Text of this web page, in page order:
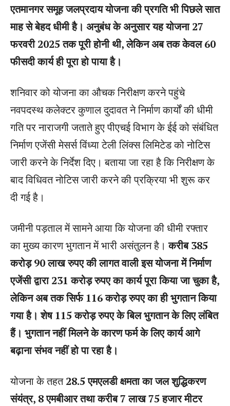
एतमानगर समूह जलप्रदाय योजना की प्रगति भी पिछले सात
माह से बेहद धीमी है। अनुबंध के अनुसार यह योजना 27
फरवरी 2025 तक पूरी होनी थी, लेकिन अब तक केवल 60
फीसदी कार्य ही पूरा हो पाया है।
शनिवार को योजना का औचक निरीक्षण करने पहुंचे
नवपदस्थ कलेक्टर कुणाल दुदावत ने निर्माण कार्यों की धीमी
गति पर नाराजगी जताते हुए पीएचई विभाग के ईई को संबंधित
निर्माण एजेंसी मेसर्स विंध्या टेली लिंक्स लिमिटेड को नोटिस
जारी करने के निर्देश दिए। बताया जा रहा है कि निरीक्षण के
बाद विधिवत नोटिस जारी करने की प्रक्रिया भी शुरू कर
दी गई है।
जमीनी पड़ताल में सामने आया कि योजना की धीमी रफ्तार
का मुख्य कारण भुगतान में भारी असंतुलन है। करीब 385
करोड़ 90 लाख रुपए की लागत वाली इस योजना में निर्माण
एजेंसी द्वारा 231 करोड़ रुपए का कार्य पूरा किया जा चुका है,
लेकिन अब तक सिर्फ 116 करोड़ रुपए का ही भुगतान किया
गया है। शेष 115 करोड़ रुपए के बिल भुगतान के लिए लंबित
हैं। भुगतान नहीं मिलने के कारण फर्म के लिए कार्य आगे
बढ़ाना संभव नहीं हो पा रहा है।
योजना के तहत28.5 एमएलडी क्षमता का जल शुद्धिकरण
संयंत्र, 8 एमबीआर तथा करीब 7 लाख 75 हजार मीटर